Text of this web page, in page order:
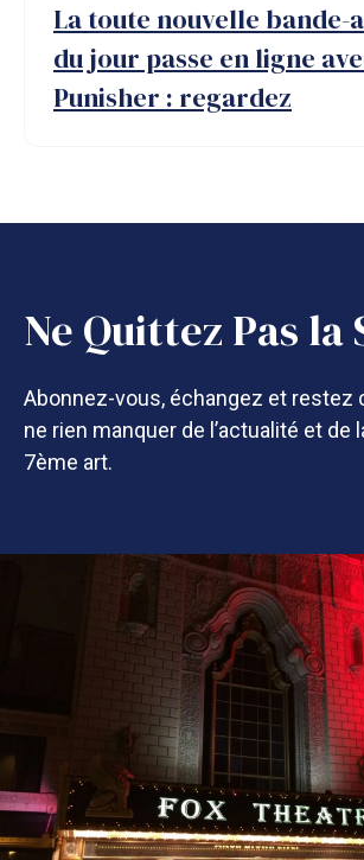
La toute nouvelle bande-
du jour passe en ligne
Punisher : regardez
Ne Quittez Pas la
Abonnez-vous, échangez et restez
ne rien manquer de l’actualité et de
7ème art.